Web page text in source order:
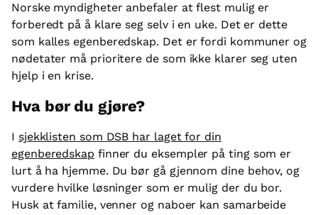
Norske myndigheter anbefaler at flest mulig er
forberedt på å klare seg selv i en uke. Det er dette
som kalles egenberedskap. Det er fordi kommuner og
nødetater må prioritere de som ikke klarer seg uten
hjelp i en krise.
Hva bør du gjøre?
I sjekklisten som DSB har laget for din
egenberedskap finner du eksempler på ting som er
lurt å ha hjemme. Du bør gå gjennom dine behov, og
vurdere hvilke løsninger som er mulig der du bor.
Husk at familie, venner og naboer kan samarbeide